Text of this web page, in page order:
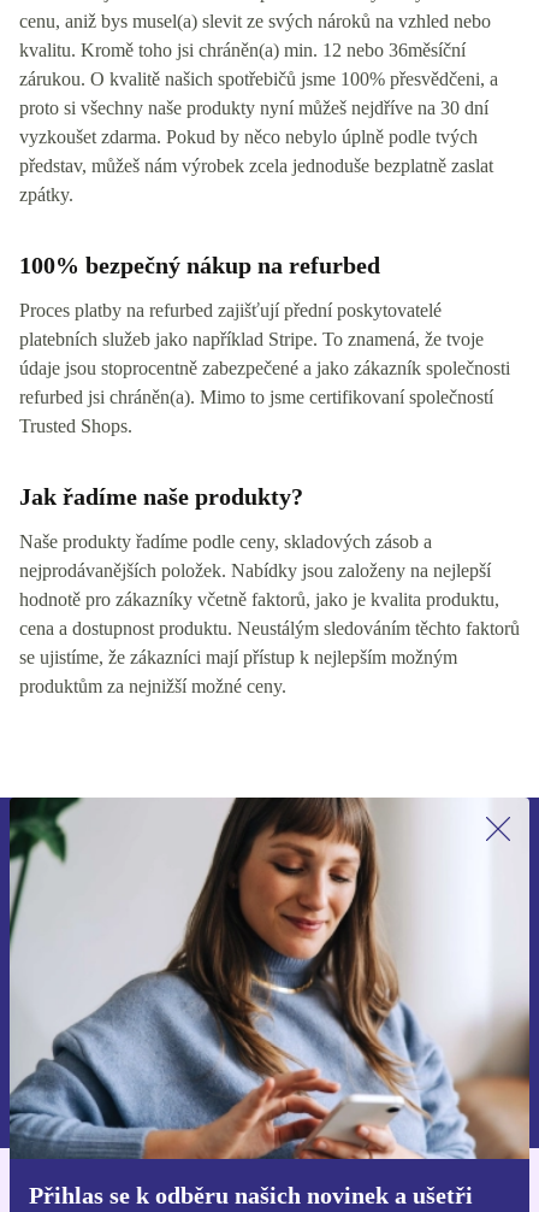
cenu, aniž bys musel(a) slevit ze svých nároků na vzhled nebo
kvalitu. Kromě toho jsi chráněn(a) min. 12 nebo 36měsíční
zárukou. O kvalitě našich spotřebičů jsme 100% přesvědčeni, a
proto si všechny naše produkty nyní můžeš nejdříve na 30 dní
vyzkoušet zdarma. Pokud by něco nebylo úplně podle tvých
představ, můžeš nám výrobek zcela jednoduše bezplatně zaslat
zpátky.
100% bezpečný nákup na refurbed
Proces platby na refurbed zajišťují přední poskytovatelé
platebních služeb jako například Stripe. To znamená, že tvoje
údaje jsou stoprocentně zabezpečené a jako zákazník společnosti
refurbed jsi chráněn(a). Mimo to jsme certifikovaní společností
Trusted Shops.
Jak řadíme naše produkty?
Naše produkty řadíme podle ceny, skladových zásob a
nejprodávanějších položek. Nabídky jsou založeny na nejlepší
hodnotě pro zákazníky včetně faktorů, jako je kvalita produktu,
cena a dostupnost produktu. Neustálým sledováním těchto faktorů
se ujistíme, že zákazníci mají přístup k nejlepším možným
produktům za nejnižší možné ceny.
Přihlas se k odběru našich novinek a ušetři
Přihlas se k odběru našich novinek a
ušetři 400 Kč!
Už nikdy nepromeškej žádnou nabídku.
Chci voucher
Informace o použití osobních údajů najdeš v našich
Zásadách ochrany osobních údajů.
Stáhni si aplikaci refurbed